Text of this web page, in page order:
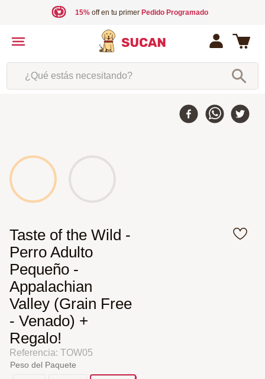
15%off en tu primer Pedido Programado
¿Qué estás necesitando?
Taste of the Wild -
Perro Adulto
Pequeño -
Appalachian
Valley (Grain Free
- Venado) +
Regalo!
Referencia:TOW05
Peso del Paquete